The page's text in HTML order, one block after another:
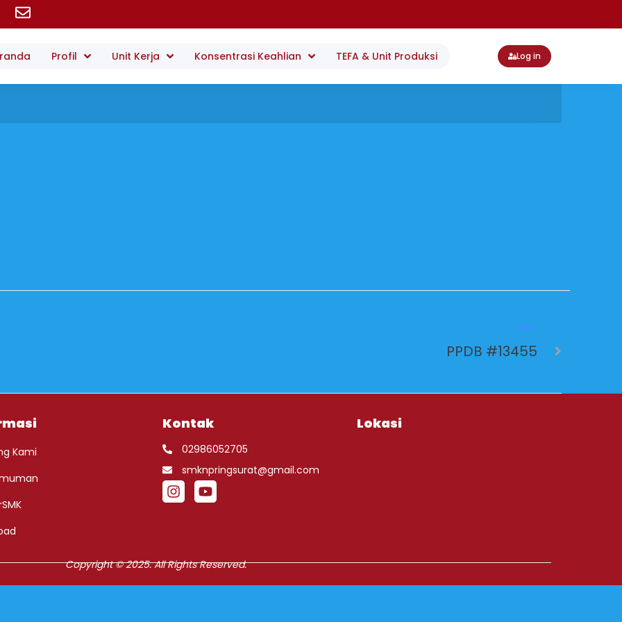
Profil Unit Kerja Konsentrasi Keahlian TEFA & Unit Produksi Log in
PPDB #13455
Kami
Kontak
02986052705
smknpringsurat@gmail.com
Lokasi
Copyright © 2025. All Rights Reserved.